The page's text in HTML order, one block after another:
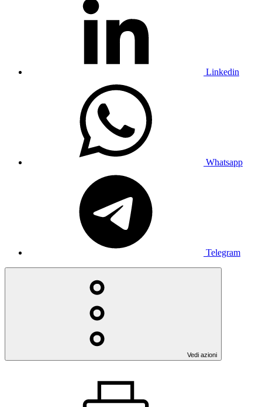
Linkedin
Whatsapp
Telegram
Vedi azioni